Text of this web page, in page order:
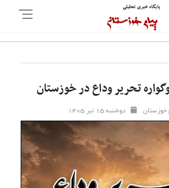
تحریر وداع در خوزستان
خوزستان دوشنبه ۱۵ تير ۱۴۰۵